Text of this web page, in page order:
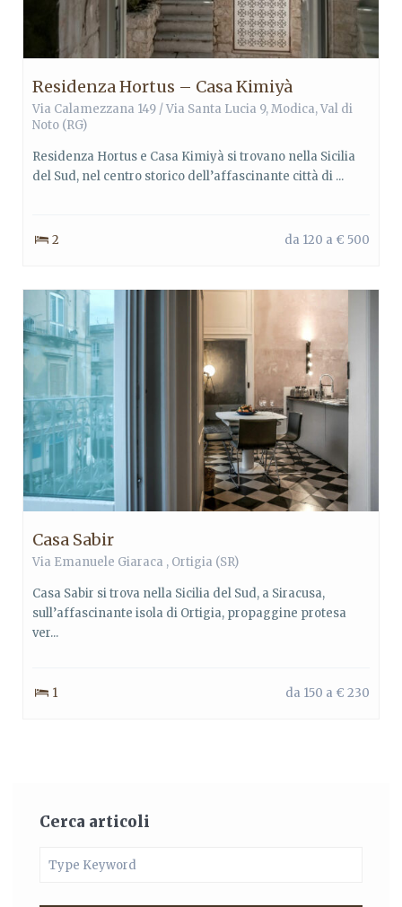
Residenza Hortus – Casa Kimiyà
Via Calamezzana 149 / Via Santa Lucia 9,Modica,Val di
Noto (RG)
Residenza Hortus e Casa Kimiyà si trovano nella Sicilia
del Sud, nel centro storico dell’affascinante città di ...
2 da 120 a € 500
Casa Sabir
Via Emanuele Giaraca , Ortigia (SR)
Casa Sabir si trova nella Sicilia del Sud, a Siracusa,
sull’affascinante isola di Ortigia, propaggine protesa
ver...
1 da 150 a € 230
Cerca articoli